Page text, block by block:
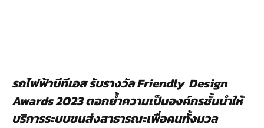
รถไฟฟ้าบีทีเอส รับรางวัล Friendly Design
Awards 2023 ตอกย้ำความเป็นองค์กรชั้นนำให้
บริการระบบขนส่งสาธารณะเพื่อคนทั้งมวล